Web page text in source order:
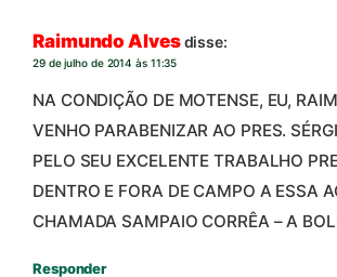
Raimundo Alvesdisse:
29 de julho de 2014 às 11:35
NA CONDIÇÃO DE MOTENSE, EU,
VENHO PARABENIZAR AO PRES.
PELO SEU EXCELENTE TRABALHO
DENTRO E FORA DE CAMPO A ESSA
CHAMADA SAMPAIO CORRÊA – A
Responder